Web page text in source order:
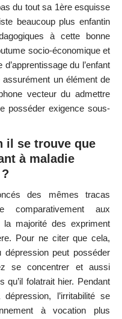
du tout sa 1ère esquisse
beaucoup plus enfantin
à cette bonne
socio-économique et
du l’enfant
assurément un élément de
vecteur du admettre
posséder exigence sous-
il se trouve que
à maladie
des mêmes tracas
comparativement aux
la majorité des expriment
Pour ne citer que cela,
peut posséder
se concentrer et aussi
folatrait hier. Pendant
l’irritabilité se
à vocation plus